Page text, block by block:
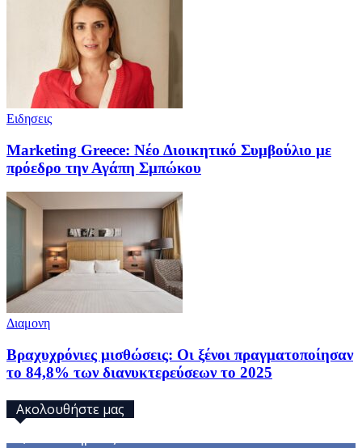
Ειδησεις
Marketing Greece: Νέο Διοικητικό Συμβούλιο με
πρόεδρο την Αγάπη Σμπώκου
Διαμονη
Βραχυχρόνιες μισθώσεις: Οι ξένοι πραγματοποίησαν
το 84,8% των διανυκτερεύσεων το 2025
Ακολουθήστε μας